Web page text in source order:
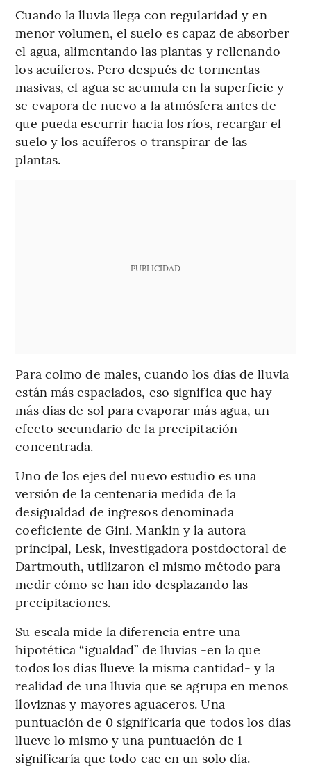
Cuando la lluvia llega con regularidad y en
menor volumen, el suelo es capaz de absorber
el agua, alimentando las plantas y rellenando
los acuíferos. Pero después de tormentas
masivas, el agua se acumula en la superficie y
se evapora de nuevo a la atmósfera antes de
que pueda escurrir hacia los ríos, recargar el
suelo y los acuíferos o transpirar de las
plantas.
PUBLICIDAD
Para colmo de males, cuando los días de lluvia
están más espaciados, eso significa que hay
más días de sol para evaporar más agua, un
efecto secundario de la precipitación
concentrada.
Uno de los ejes del nuevo estudio es una
versión de la centenaria medida de la
desigualdad de ingresos denominada
coeficiente de Gini. Mankin y la autora
principal, Lesk, investigadora postdoctoral de
Dartmouth, utilizaron el mismo método para
medir cómo se han ido desplazando las
precipitaciones.
Su escala mide la diferencia entre una
hipotética “igualdad” de lluvias -en la que
todos los días llueve la misma cantidad- y la
realidad de una lluvia que se agrupa en menos
lloviznas y mayores aguaceros. Una
puntuación de 0 significaría que todos los días
llueve lo mismo y una puntuación de 1
significaría que todo cae en un solo día.